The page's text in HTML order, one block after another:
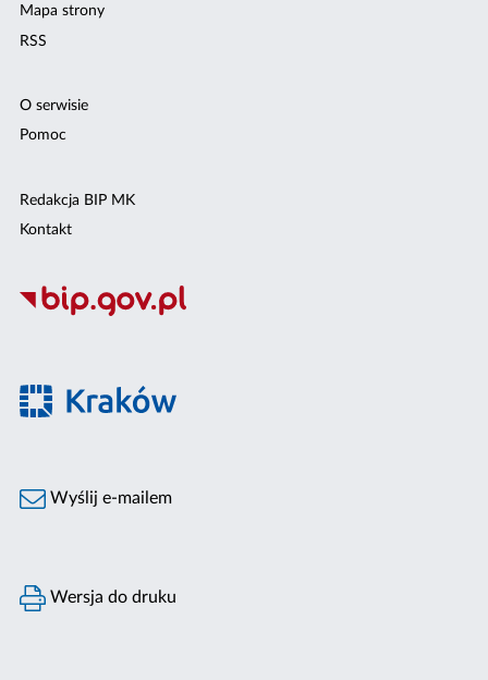
Mapa strony
RSS
O serwisie
Pomoc
Redakcja BIP MK
Kontakt
Wyślij e-mailem
Wersja do druku